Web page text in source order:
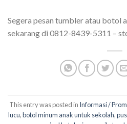
Segera pesan tumbler atau botol
sekarang di 0812-8439-5311 –
This entry was posted in Informasi /
lucu,botol minum anak untuk sekolah,